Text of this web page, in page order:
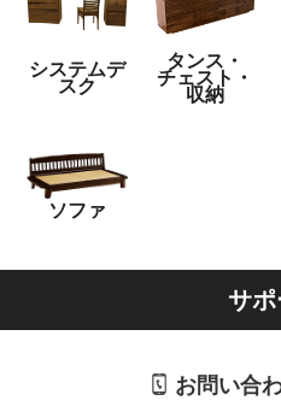
システムデ
スク
タンス・
チェスト・
収納
ソファ
サポ
お問い合